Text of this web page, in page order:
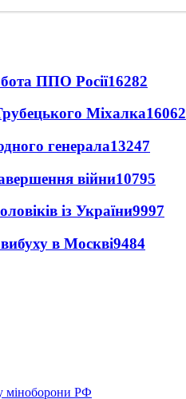
ППО Росії16282
Міхалка16062
генерала13247
війни10795
із України9997
в Москві9484